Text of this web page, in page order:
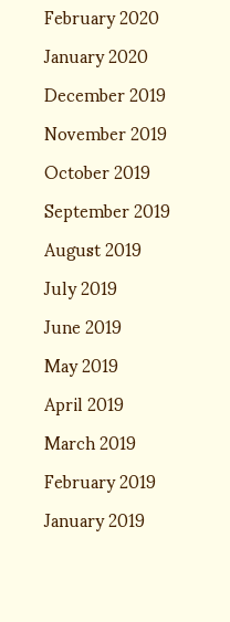
February 2020
January 2020
December 2019
November 2019
October 2019
September 2019
August 2019
July 2019
June 2019
May 2019
April 2019
March 2019
February 2019
January 2019